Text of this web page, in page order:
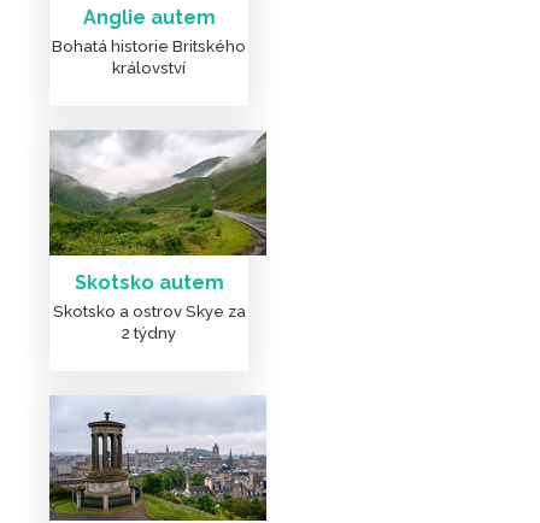
DALŠÍ FOTKY A ČLÁNKY
Anglie autem
Bohatá historie Britského
království
Skotsko autem
Skotsko a ostrov Skye za
2 týdny